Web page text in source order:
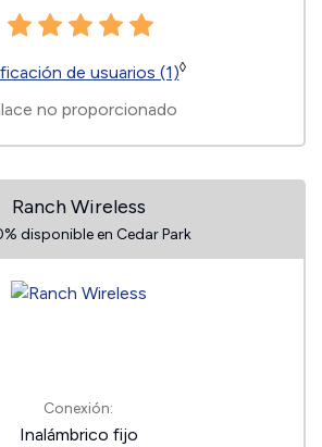
de usuarios (1)◊
no proporcionado
Ranch Wireless
disponible en Cedar Park
Conexión:
Inalámbrico fijo